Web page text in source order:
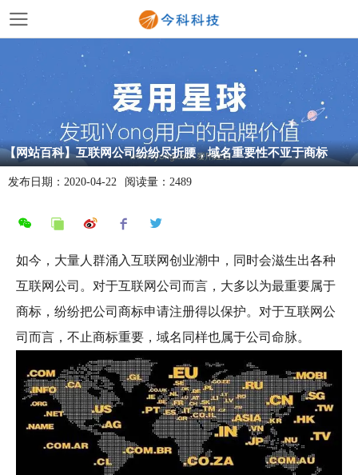
【网站百科】互联网公司纷纷尽折腰，域名重要性不亚于商标
发布日期： 2020-04-22 阅读量： 2489
如今，大量人群涌入互联网创业潮中，同时会滋生出各种
互联网公司。对于互联网公司而言，大多以为最重要属于
商标，纷纷把公司商标申请注册得以保护。对于互联网公
司而言，不止商标重要，域名同样也属于公司命脉。